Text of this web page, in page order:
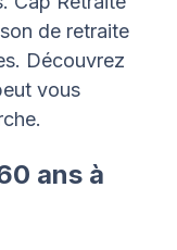
de retraite
Découvrez
vous
ans à